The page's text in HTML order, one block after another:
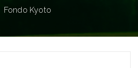
Fondo Kyoto